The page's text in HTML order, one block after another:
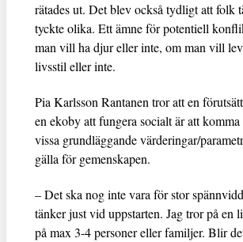
rätades ut. Det blev också tydligt att folk
tyckte olika. Ett ämne för potentiell
man vill ha djur eller inte, om man vill
livsstil eller inte.
Pia Karlsson Rantanen tror att en
en ekoby att fungera socialt är att komma
vissa grundläggande värderingar/
gälla för gemenskapen.
– Det ska nog inte vara för stor
tänker just vid uppstarten. Jag tror på en
på max 3-4 personer eller familjer. Blir